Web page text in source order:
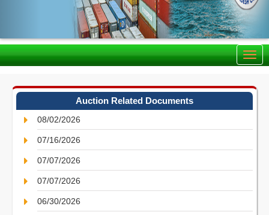
Auction Related Documents
08/02/2026
07/16/2026
07/07/2026
07/07/2026
06/30/2026